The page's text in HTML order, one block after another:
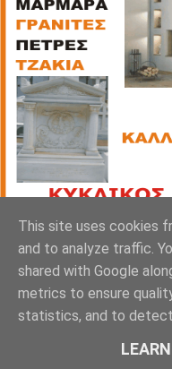
ΠΙΑΤΣΑ
This site uses cookies
and to analyze traffic.
shared with Google
metrics to ensure
statistics, and to detect